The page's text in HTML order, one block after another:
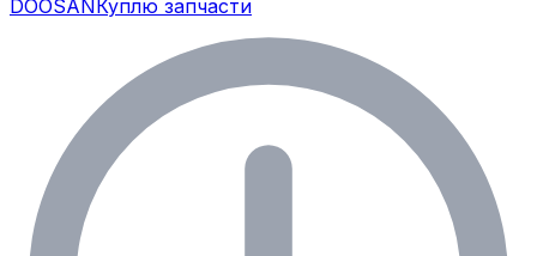
DOOSAN Куплю запчасти